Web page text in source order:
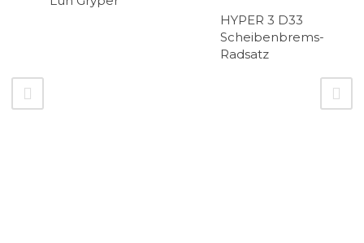
HYPER 3 D45
Scheibenbrems-
Radsatz